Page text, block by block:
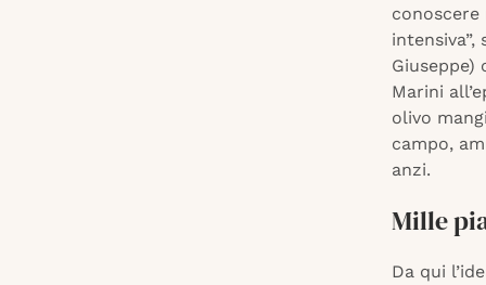
conoscere
Giuseppe)
Marini
olivo
campo,
anzi.
Mille
Da qui